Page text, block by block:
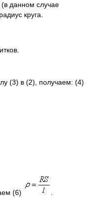
данном случае
круга.
(3) в (2), получаем: (4)
(6)